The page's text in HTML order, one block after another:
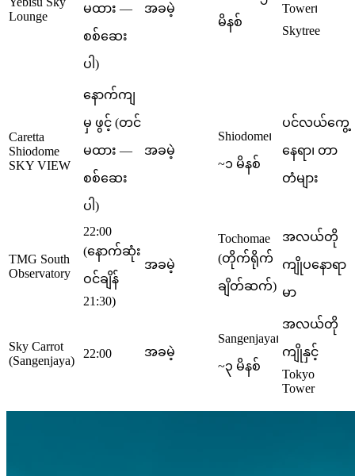
Lounge
မထား —
စစ်ဆေး
ပါ)
အခမဲ့
မိနစ်
Tower၊
Skytree
Caretta
Shiodome
SKY VIEW
နောက်ကျ
မှ ဖွင့် (တင်
မထား —
စစ်ဆေး
ပါ)
အခမဲ့
Shiodome၊
~၁ မိနစ်
ပင်လယ်ကွေ့
နေရာ၊ တာ
တံများ
TMG South
Observatory
22:00
(နောက်ဆုံး
ဝင်ချိန်
21:30)
အခမဲ့
Tochomae
(တိုက်ရိုက်
ချိတ်ဆက်)
အလယ်တို
ကျိုပနောရာ
မာ
Sky Carrot
(Sangenjaya)
22:00 အခမဲ့
Sangenjaya၊
~၃ မိနစ်
အလယ်တို
ကျိုနှင့်
Tokyo
Tower